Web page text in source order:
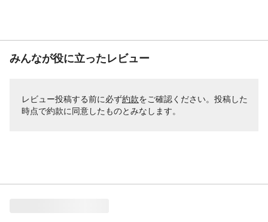
みんなが役に立ったレビュー
レビュー投稿する前に必ず約款をご確認ください。投稿した
時点で約款に同意したものとみなします。